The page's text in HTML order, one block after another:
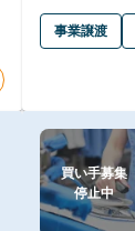
事業譲渡
買い手募集
停止中